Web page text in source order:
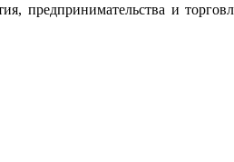
предпринимательства и